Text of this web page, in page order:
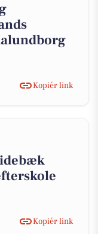
Kopiér link
Kopiér link